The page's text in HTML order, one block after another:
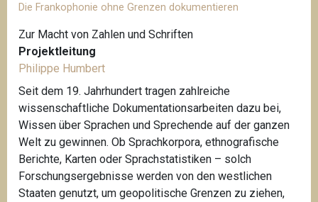
Die Frankophonie ohne Grenzen dokumentieren
Zur Macht von Zahlen und Schriften
Projektleitung
Philippe Humbert
Seit dem 19. Jahrhundert tragen zahlreiche
wissenschaftliche Dokumentationsarbeiten dazu bei,
Wissen über Sprachen und Sprechende auf der ganzen
Welt zu gewinnen. Ob Sprachkorpora, ethnografische
Berichte, Karten oder Sprachstatistiken – solch
Forschungsergebnisse werden von den westlichen
Staaten genutzt, um geopolitische Grenzen zu ziehen,